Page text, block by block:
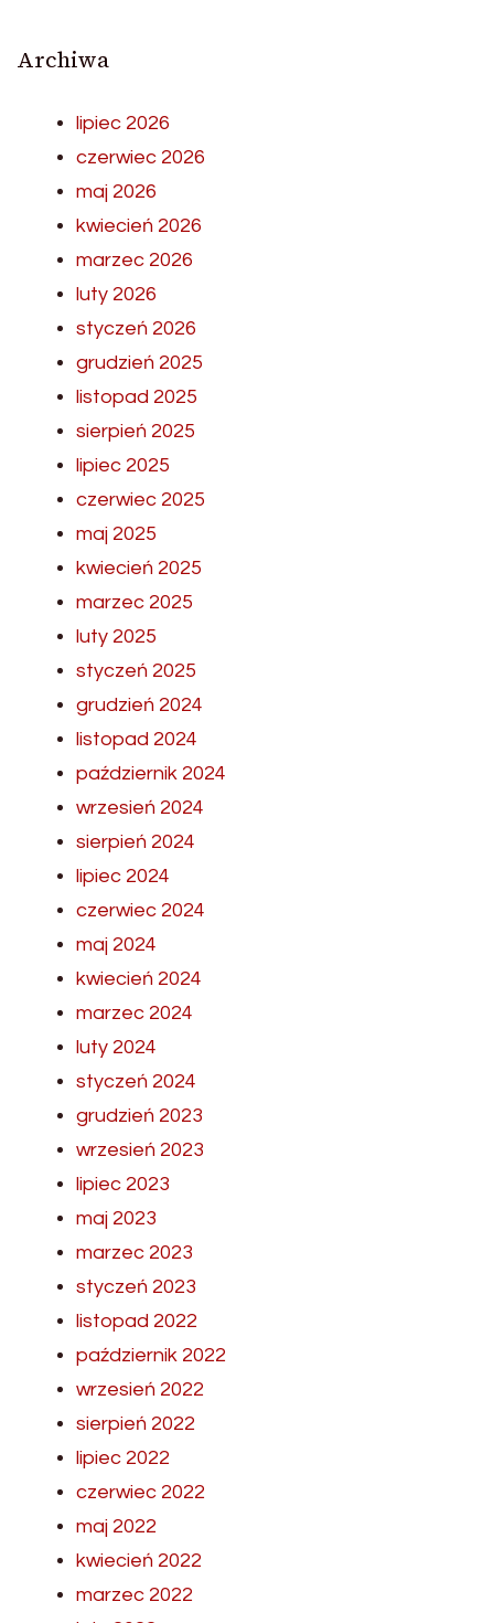
Archiwa
lipiec 2026
czerwiec 2026
maj 2026
kwiecień 2026
marzec 2026
luty 2026
styczeń 2026
grudzień 2025
listopad 2025
sierpień 2025
lipiec 2025
czerwiec 2025
maj 2025
kwiecień 2025
marzec 2025
luty 2025
styczeń 2025
grudzień 2024
listopad 2024
październik 2024
wrzesień 2024
sierpień 2024
lipiec 2024
czerwiec 2024
maj 2024
kwiecień 2024
marzec 2024
luty 2024
styczeń 2024
grudzień 2023
wrzesień 2023
lipiec 2023
maj 2023
marzec 2023
styczeń 2023
listopad 2022
październik 2022
wrzesień 2022
sierpień 2022
lipiec 2022
czerwiec 2022
maj 2022
kwiecień 2022
marzec 2022